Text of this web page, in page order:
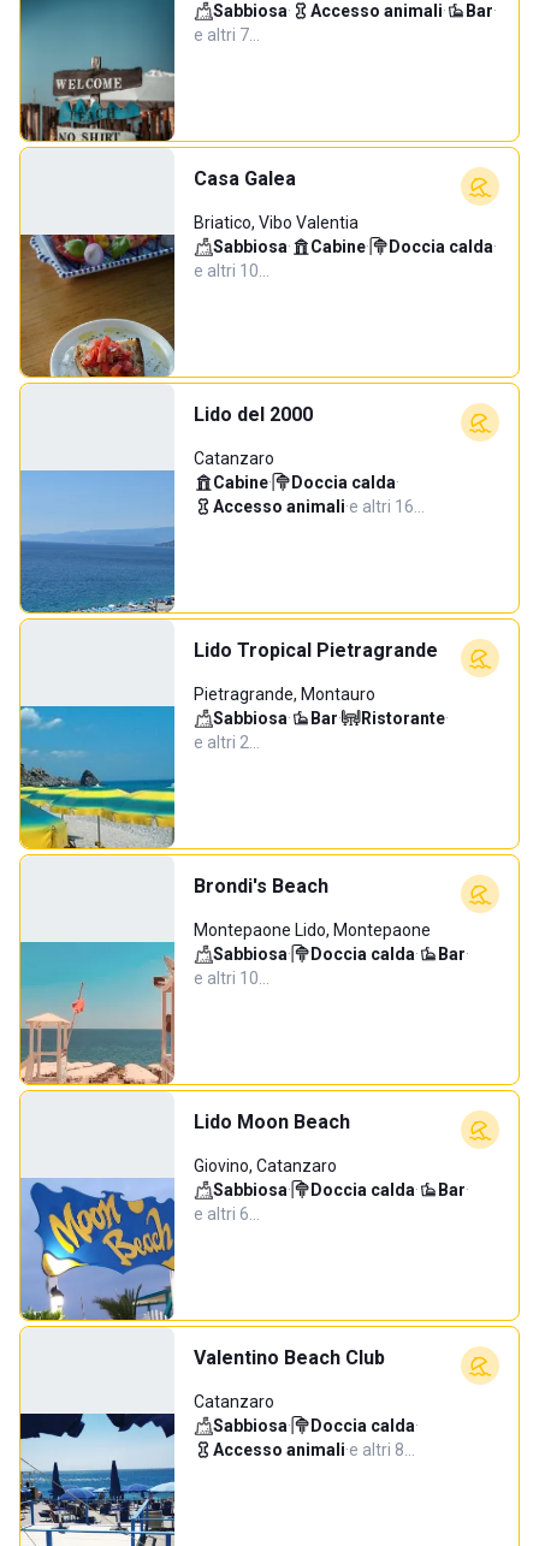
Sabbiosa· Accesso animali· Bar·
e altri 7…
Casa Galea
Briatico, Vibo Valentia
Sabbiosa· Cabine· Doccia calda·
e altri 10…
Lido del 2000
Catanzaro
Cabine· Doccia calda·
Accesso animali·e altri 16…
Lido Tropical Pietragrande
Pietragrande, Montauro
Sabbiosa· Bar· Ristorante·
e altri 2…
Brondi's Beach
Montepaone Lido, Montepaone
Sabbiosa· Doccia calda· Bar·
e altri 10…
Lido Moon Beach
Giovino, Catanzaro
Sabbiosa· Doccia calda· Bar·
e altri 6…
Valentino Beach Club
Catanzaro
Sabbiosa· Doccia calda·
Accesso animali·e altri 8…